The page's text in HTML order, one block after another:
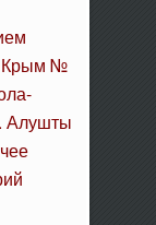
Крым №
Алушты